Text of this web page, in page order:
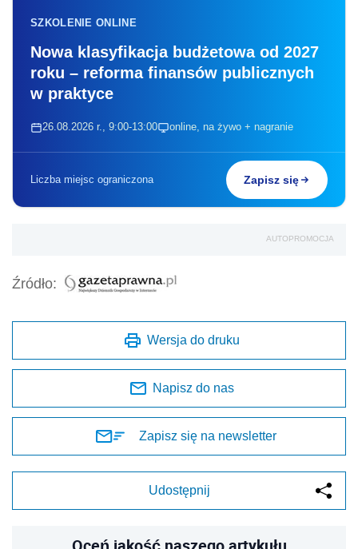
SZKOLENIE ONLINE
Nowa klasyfikacja budżetowa od 2027
roku – reforma finansów publicznych
w praktyce
26.08.2026 r., 9:00-13:00 online, na żywo + nagranie
Liczba miejsc ograniczona Zapisz się
AUTOPROMOCJA
Źródło:
Wersja do druku
Napisz do nas
Zapisz się na newsletter
Udostępnij